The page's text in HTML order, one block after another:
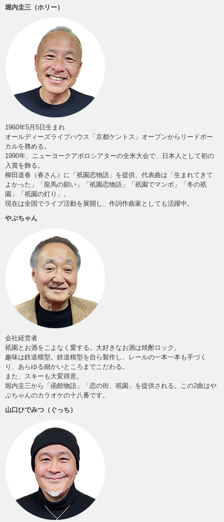
堀内圭三（ホリー）
1960年5月5日生まれ
オールディーズライブハウス「京都ケントス」オープンからリードボー
カルを務める。
1990年、ニューヨークアポロシアターの全米大会で、日本人として初の
入賞を飾る。
柳田道春（春さん）に「祇園恋物語」を提供、代表曲は「生まれてきて
よかった」「龍馬の願い」「祇園恋物語」「祇園でマンボ」「冬の祇
園」「祇園の灯り」。
現在は全国でライブ活動を展開し、作詞作曲家としても活躍中。
やぶちゃん
会社経営者
祇園とお酒をこよなく愛する。大好きなお酒は焼酎ロック。
趣味は鉄道模型。鉄道模型を自ら製作し、レールの一本一本も手づく
り、あらゆる細かいところまでこだわる。
また、スキーも大変得意。
堀内圭三から「函館物語」「恋の街、祇園」を提供される。この2曲はや
ぶちゃんのカラオケの十八番です。
山口ひでみつ（ぐっち）